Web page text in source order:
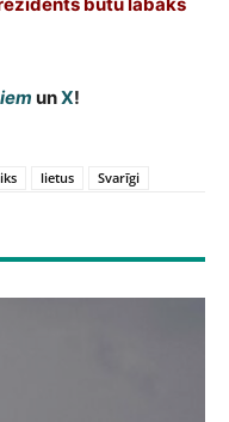
unX!
lietus Svarīgi